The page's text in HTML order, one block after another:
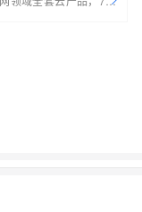
联网络管理平台：